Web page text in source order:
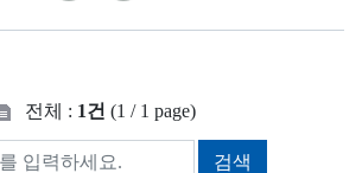
전체 : 1건 (1 / 1 page)
검색